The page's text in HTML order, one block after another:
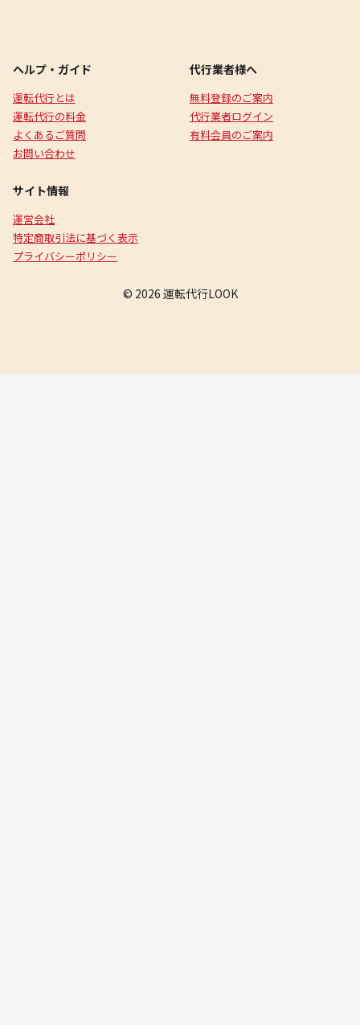
ヘルプ・ガイド
運転代行とは
運転代行の料金
よくあるご質問
お問い合わせ
代行業者様へ
無料登録のご案内
代行業者ログイン
有料会員のご案内
サイト情報
運営会社
特定商取引法に基づく表示
プライバシーポリシー
© 2026 運転代行LOOK